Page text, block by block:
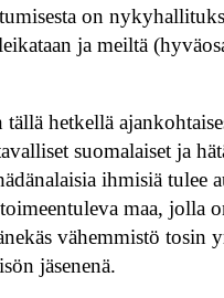
on
ja meiltä
hetkellä
suomalaiset ja
ihmisiä tulee
maa, jolla
vähemmistö tosin
jäsenenä.